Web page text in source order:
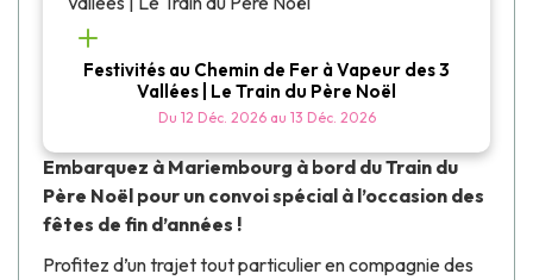
Festivités au Chemin de Fer à Vapeur des 3
Vallées | Le Train du Père Noël
Du 12 Déc. 2026 au 13 Déc. 2026
Embarquez à Mariembourg à bord du Train du
Père Noël pour un convoi spécial à l’occasion des
fêtes de fin d’années !
Profitez d’un trajet tout particulier en compagnie des